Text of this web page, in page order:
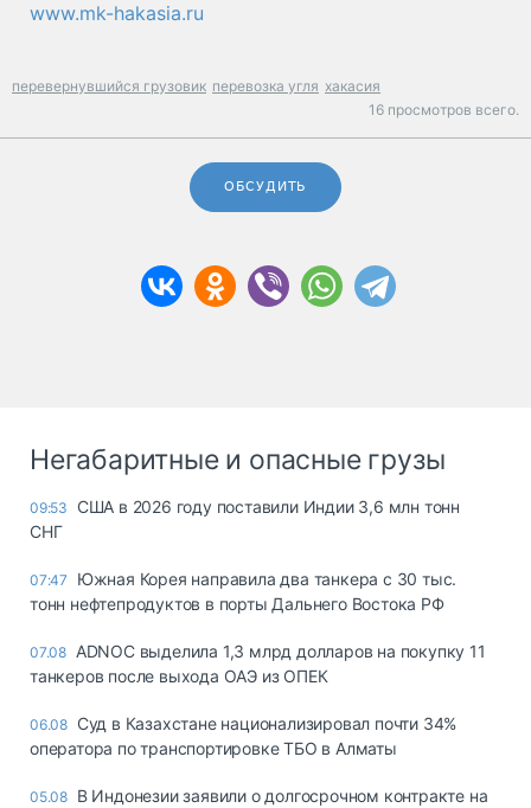
www.mk-hakasia.ru
перевернувшийся грузовик перевозка угля хакасия
16 просмотров всего.
ОБСУДИТЬ
Негабаритные и опасные грузы
09:53
США в 2026 году поставили Индии 3,6 млн тонн
СНГ
07:47
Южная Корея направила два танкера с 30 тыс.
тонн нефтепродуктов в порты Дальнего Востока РФ
07.08 ADNOC выделила 1,3 млрд долларов на покупку 11
танкеров после выхода ОАЭ из ОПЕК
06.08 Суд в Казахстане национализировал почти 34%
оператора по транспортировке ТБО в Алматы
05.08 В Индонезии заявили о долгосрочном контракте на